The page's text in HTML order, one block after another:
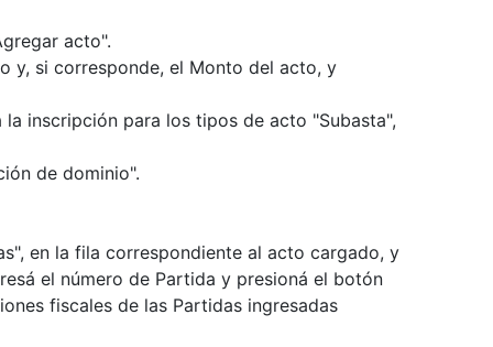
acto".
y, si corresponde, el Monto del acto, y
inscripción para los tipos de acto "Subasta",
de dominio".
en la fila correspondiente al acto cargado, y
el número de Partida y presioná el botón
fiscales de las Partidas ingresadas